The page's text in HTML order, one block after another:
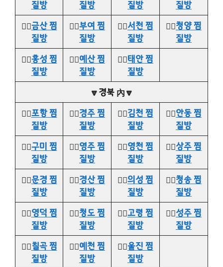
질방 질방 질방
질방
👉🏻금산 찜
질방
👉🏻부여 찜
질방
👉🏻서천 찜
질방
👉🏻청양 찜
질방
👉🏻홍성 찜
질방
👉🏻예산 찜
질방
👉🏻태안 찜
질방
🔽경북 內🔽
👉🏻포항 찜
질방
👉🏻경주 찜
질방
👉🏻김천 찜
질방
👉🏻안동 찜
질방
👉🏻구미 찜
질방
👉🏻영주 찜
질방
👉🏻영천 찜
질방
👉🏻상주 찜
질방
👉🏻문경 찜
질방
👉🏻경산 찜
질방
👉🏻의성 찜
질방
👉🏻청송 찜
질방
👉🏻영덕 찜
질방
👉🏻청도 찜
질방
👉🏻고령 찜
질방
👉🏻성주 찜
질방
👉🏻칠곡 찜
질방
👉🏻예천 찜
질방
👉🏻울진 찜
질방